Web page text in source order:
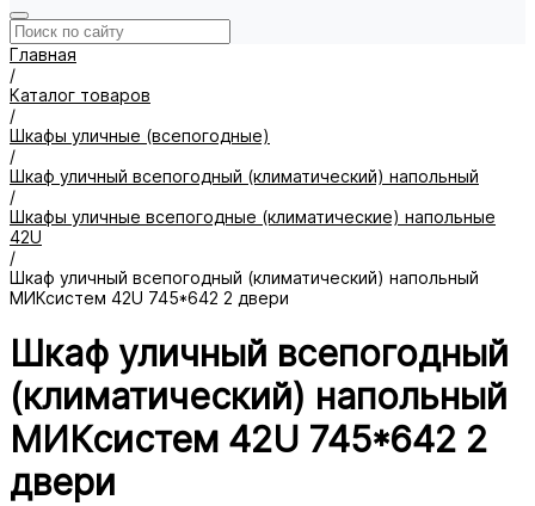
Главная
/
Каталог товаров
/
Шкафы уличные (всепогодные)
/
Шкаф уличный всепогодный (климатический) напольный
/
Шкафы уличные всепогодные (климатические) напольные
42U
/
Шкаф уличный всепогодный (климатический) напольный
МИКсистем 42U 745*642 2 двери
Шкаф уличный всепогодный
(климатический) напольный
МИКсистем 42U 745*642 2
двери